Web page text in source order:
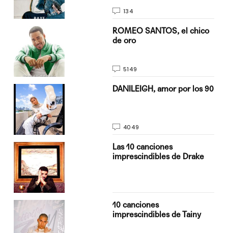
134
ROMEO SANTOS, el chico
de oro
5149
DANILEIGH, amor por los 90
4049
Las 10 canciones
imprescindibles de Drake
10 canciones
imprescindibles de Tainy